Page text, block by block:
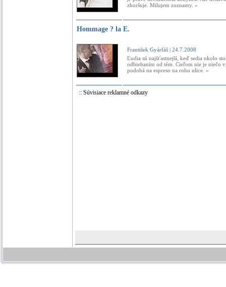
zhoršuje. Milujem zoznamy. »
Hommage ? la E.
František Gyárfáš | 24.7.2008
Ľudia sú najšťastnejší, keď sedia okolo
odbiehaním od tém. Cieľom nie je niečo
podobá na espreso na rohu ulice. »
:: Súvisiace reklamné odkazy